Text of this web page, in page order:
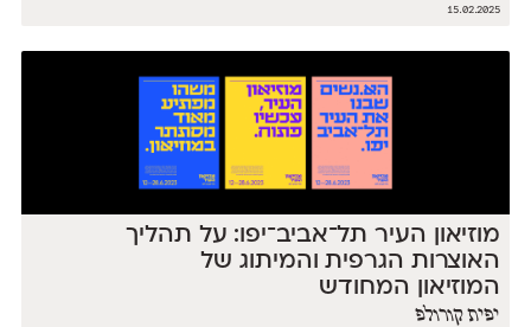
15.02.2025
מוזיאון העיר תל־אביב־יפו: על תהליך
האוצרות הגרפית והמיתוג של
המוזיאון המחודש
יפית קורולפ